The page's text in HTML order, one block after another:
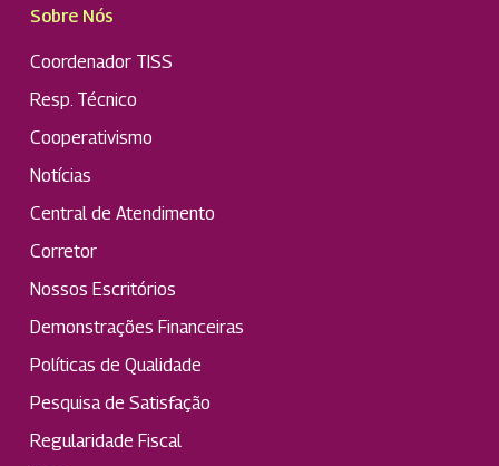
Sobre Nós
Coordenador TISS
Resp. Técnico
Cooperativismo
Notícias
Central de Atendimento
Corretor
Nossos Escritórios
Demonstrações Financeiras
Políticas de Qualidade
Pesquisa de Satisfação
Regularidade Fiscal